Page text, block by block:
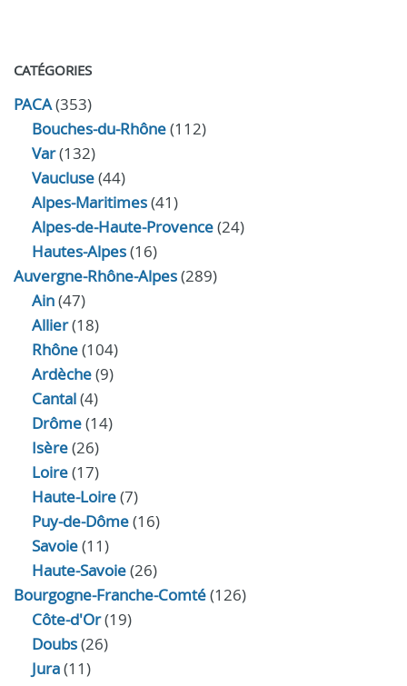
CATÉGORIES
PACA(353)
Bouches-du-Rhône(112)
Var(132)
Vaucluse(44)
Alpes-Maritimes(41)
Alpes-de-Haute-Provence(24)
Hautes-Alpes(16)
Auvergne-Rhône-Alpes(289)
Ain(47)
Allier(18)
Rhône(104)
Ardèche(9)
Cantal(4)
Drôme(14)
Isère(26)
Loire(17)
Haute-Loire(7)
Puy-de-Dôme(16)
Savoie(11)
Haute-Savoie(26)
Bourgogne-Franche-Comté(126)
Côte-d'Or(19)
Doubs(26)
Jura(11)